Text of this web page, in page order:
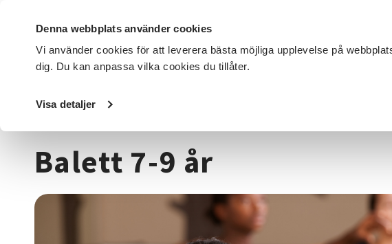
Denna webbplats använder cookies
Vi använder cookies för att leverera bästa möjliga upplevelse på
dig. Du kan anpassa vilka cookies du tillåter.
Visa detaljer
DET HÄR GÖR VI FÖR DIG SOM SÖK KURSER OCH EVENEMANG
Startsida / Kurser och evenemang
Balett 7-9 år